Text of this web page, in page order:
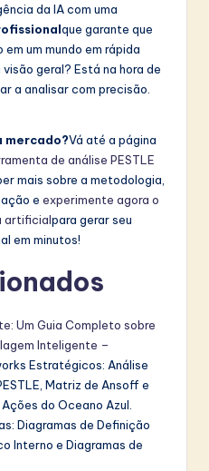
da IA com uma
que garante que
um mundo em rápida
geral? Está na hora de
a analisar com precisão.
mercado?Vá até a página
de análise PESTLE
mais sobre a metodologia,
e experimente agora o
artificialpara gerar seu
em minutos!
Um Guia Completo sobre
Inteligente –
Estratégicos: Análise
Matriz de Ansoff e
do Oceano Azul.
Diagramas de Definição
Interno e Diagramas de